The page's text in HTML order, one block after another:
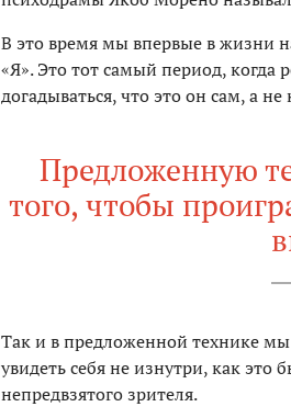
В это время мы впервые в жизни
«Я». Это тот самый период, когда
догадываться, что это он сам, а
Предложенную
того, чтобы
Так и в предложенной технике
увидеть себя не изнутри, как
непредвзятого зрителя.